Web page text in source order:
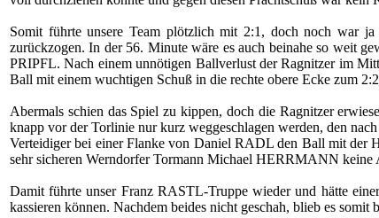
Somit führte unsere Team plötzlich mit 2:1, doch noch war
zurückzogen. In der 56. Minute wäre es auch beinahe so weit
PRIPFL. Nach einem unnötigen Ballverlust der Ragnitzer im
Ball mit einem wuchtigen Schuß in die rechte obere Ecke zum
Abermals schien das Spiel zu kippen, doch die Ragnitzer
knapp vor der Torlinie nur kurz weggeschlagen werden, den
Verteidiger bei einer Flanke von Daniel RADL den Ball mit der
sehr sicheren Werndorfer Tormann Michael HERRMANN keine
Damit führte unser Franz RASTL-Truppe wieder und hätte
kassieren können. Nachdem beides nicht geschah, blieb es somit